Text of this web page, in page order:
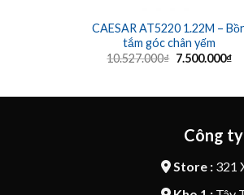
CAESAR AT5220 1.22M –
tắm góc chân yếm
10.527.000₫ Giá
7.500.000₫Giá
Công
Store :321